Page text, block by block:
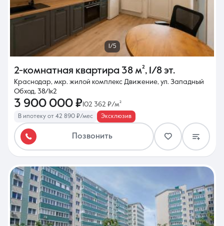
1/5
2-комнатная квартира 38 м², 1/8 эт.
Краснодар, мкр. жилой комплекс Движение, ул. Западный
Обход, 38/1к2
3 900 000 ₽ 102 362 ₽/м²
В ипотеку от 42 890 ₽/мес Эксклюзив
Позвонить